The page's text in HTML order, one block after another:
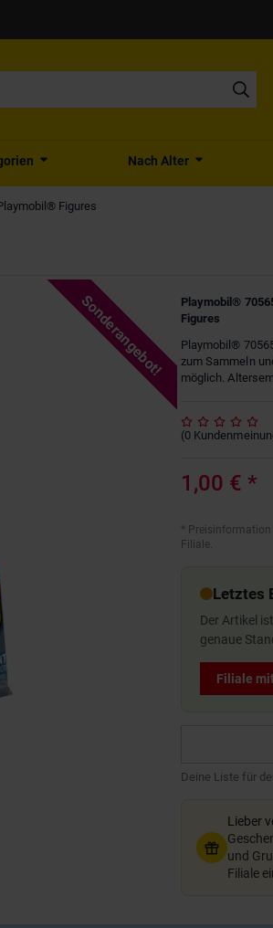
Nach Alter
Figures
Sonderangebot!
Playmobil®
Figures
Playmobil®
zum Sammeln
möglich.
(0
1,00 € *
*
Filiale.
Letztes
Der Artikel
genaue
Filiale
Deine Liste für
Lieber
und
Filiale